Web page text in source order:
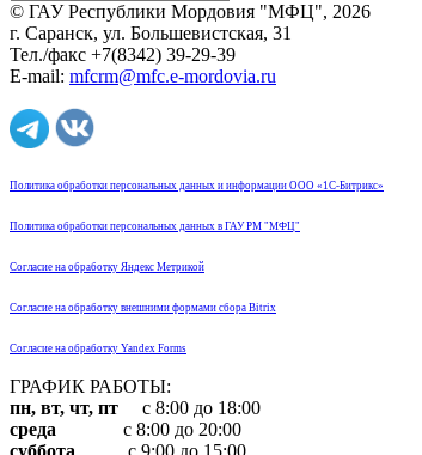
© ГАУ Республики Мордовия "МФЦ", 2026
г. Саранск, ул. Большевистская, 31
Тел./факс +7(8342) 39-29-39
E-mail: mfcrm@mfc.e-mordovia.ru
Политика обработки персональных данных и информации ООО «1С-Битрикс»
Политика обработки персональных данных в ГАУ РМ "МФЦ"
Согласие на обработку Яндекс Метрикой
Согласие на обработку внешними формами сбора Bitrix
Согласие на обработку Yandex Forms
ГРАФИК РАБОТЫ:
пн, вт, чт, пт с 8:00 до 18:00
среда с 8:00 до 20:00